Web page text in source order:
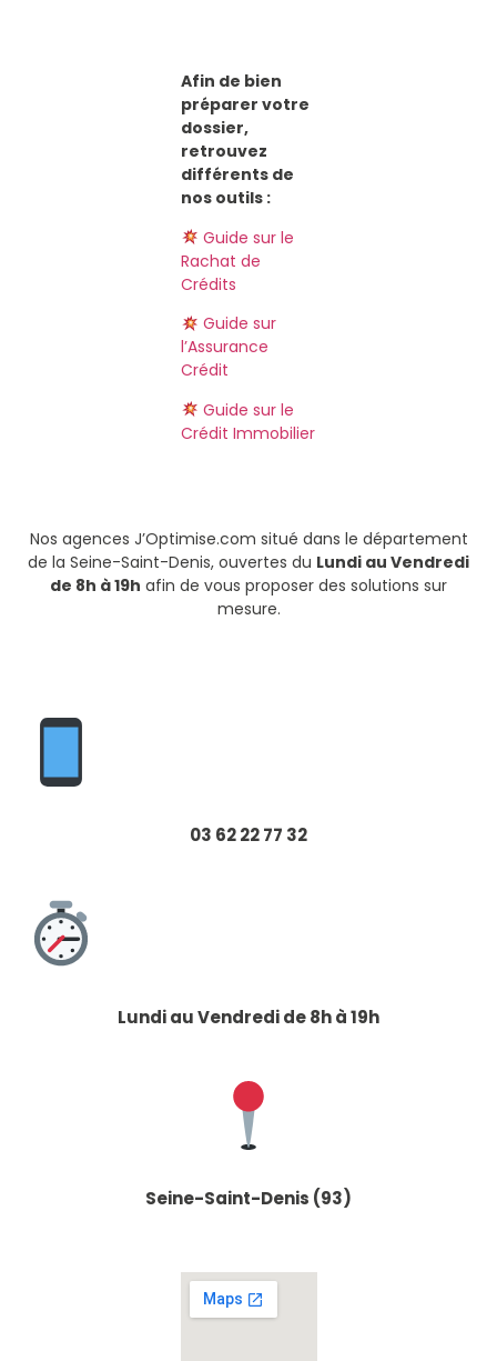
Afin de bien
préparer votre
dossier,
retrouvez
différents de
nos outils :
Guide sur le
Rachat de
Crédits
Guide sur
l’Assurance
Crédit
Guide sur le
Crédit Immobilier
Nos agences J’Optimise.com situé dans le département
de la Seine-Saint-Denis, ouvertes du Lundi au Vendredi
de 8h à 19h afin de vous proposer des solutions sur
mesure.
03 62 22 77 32
Lundi au Vendredi de 8h à 19h
Seine-Saint-Denis (93)